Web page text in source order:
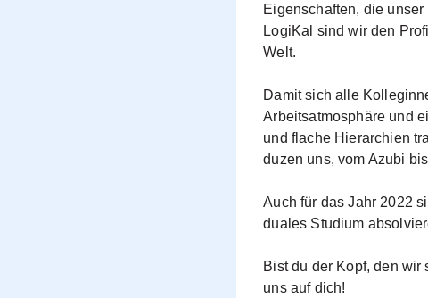
Eigenschaften, die
LogiKal sind wir den
Welt.
Damit sich alle
Arbeitsatmosphäre und
und flache Hierarchien
duzen uns, vom Azubi
Auch für das Jahr 2022
duales Studium
Bist du der Kopf, den wir
uns auf dich!